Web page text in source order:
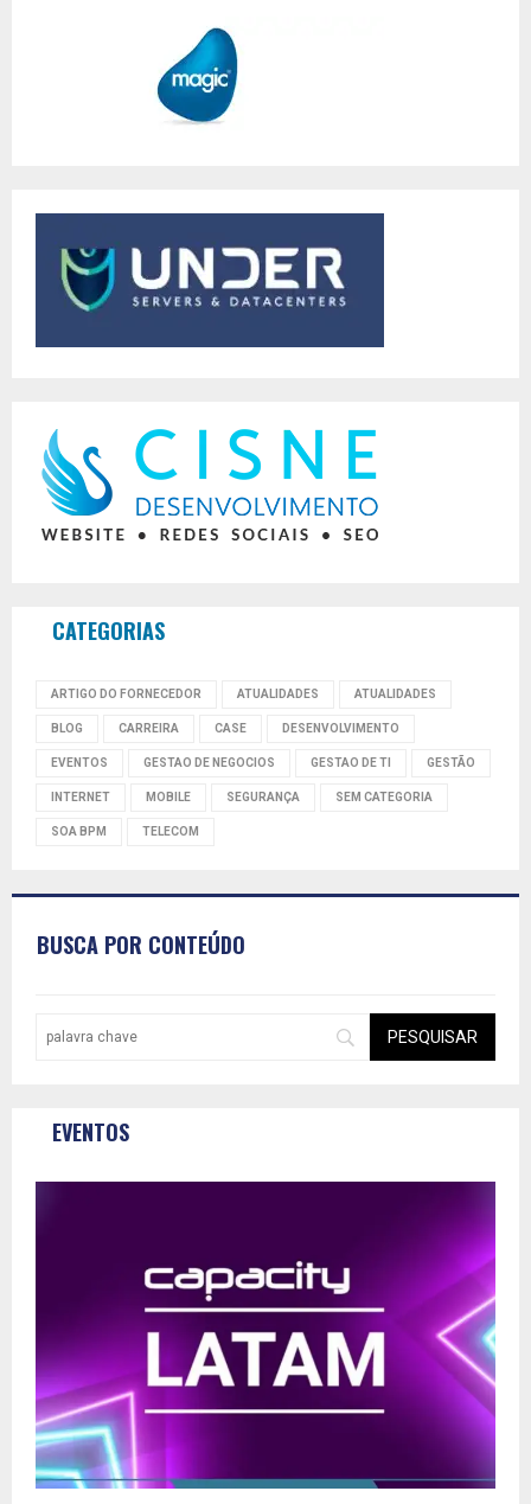
CATEGORIAS
ARTIGO DO FORNECEDOR ATUALIDADES ATUALIDADES
BLOG CARREIRA CASE DESENVOLVIMENTO
EVENTOS GESTAO DE NEGOCIOS GESTAO DE TI GESTÃO
INTERNET MOBILE SEGURANÇA SEM CATEGORIA
SOA BPM TELECOM
BUSCA POR CONTEÚDO
EVENTOS